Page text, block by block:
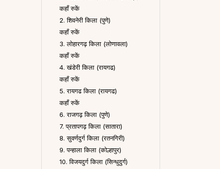
कहाँ रुकें
2. शिवनेरी किला (पुणे)
कहाँ रुकें
3. लोहारगढ़ किला (लोणावला)
कहाँ रुकें
4. खंडेरी किला (रायगढ)
कहाँ रुकें
5. रायगढ किला (रायगढ)
कहाँ रुकें
6. राजगढ़ किला (पुणे)
7. प्रतापगढ़ किला (सातारा)
8. सुवर्णदुर्ग किला (रतनगिरी)
9. पन्हाला किला (कोल्हापुर)
10. विजयदुर्ग किला (सिन्धुदुर्ग)